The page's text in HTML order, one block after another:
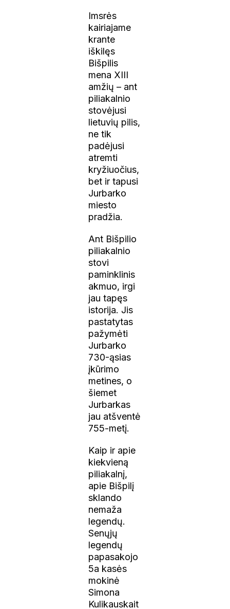
Imsrės
kairiajame
krante
iškilęs
Bišpilis
mena XIII
amžių – ant
piliakalnio
stovėjusi
lietuvių pilis,
ne tik
padėjusi
atremti
kryžiuočius,
bet ir tapusi
Jurbarko
miesto
pradžia.
Ant Bišpilio
piliakalnio
stovi
paminklinis
akmuo, irgi
jau tapęs
istorija. Jis
pastatytas
pažymėti
Jurbarko
730-ąsias
įkūrimo
metines, o
šiemet
Jurbarkas
jau atšventė
755-metį.
Kaip ir apie
kiekvieną
piliakalnį,
apie Bišpilį
sklando
nemaža
legendų.
Senųjų
legendų
papasakojo
5a kasės
mokinė
Simona
Kulikauskait